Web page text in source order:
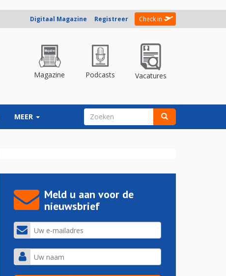
Digitaal Magazine Registreer Check in
Magazine Podcasts Vacatures
MEER ZOEKVELD
Meld u aan voor de
nieuwsbrief